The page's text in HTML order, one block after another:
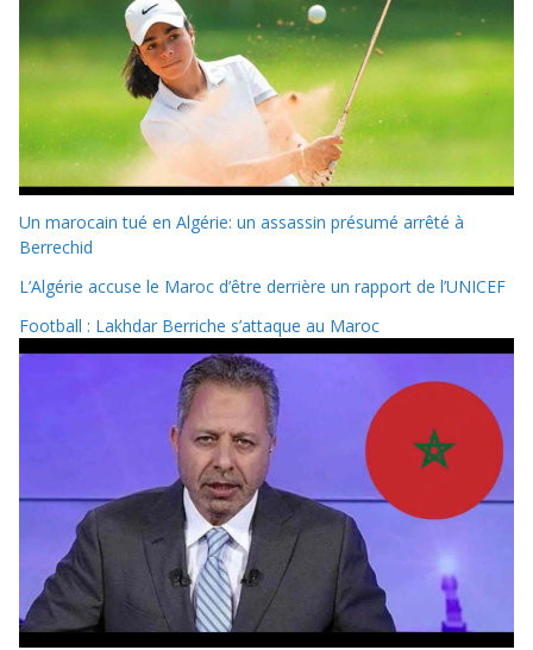
Un marocain tué en Algérie: un assassin présumé arrêté à
Berrechid
L’Algérie accuse le Maroc d’être derrière un rapport de l’UNICEF
Football : Lakhdar Berriche s’attaque au Maroc